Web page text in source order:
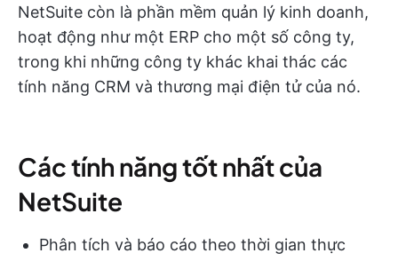
NetSuite còn là phần mềm quản lý kinh doanh,
hoạt động như một ERP cho một số công ty,
trong khi những công ty khác khai thác các
tính năng CRM và thương mại điện tử của nó.
Các tính năng tốt nhất của
NetSuite
Phân tích và báo cáo theo thời gian thực